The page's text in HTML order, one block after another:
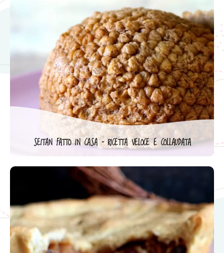
SEITAN FATTO IN CASA – RICETTA VELOCE E COLLAUDATA